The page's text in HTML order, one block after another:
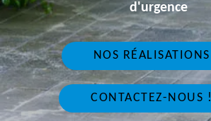
d'urgence
NOS RÉALISATIONS
CONTACTEZ-NOUS !